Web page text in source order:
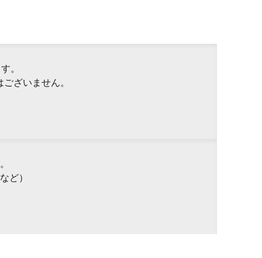
。
ざいません。
ど）